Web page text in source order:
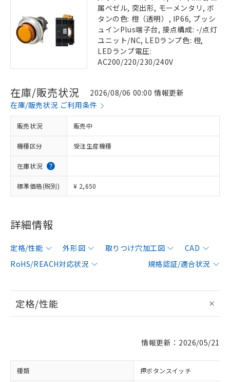
属ベゼル, 突出形, モーメンタリ, ボ
タンの色: 橙（透明）, IP66, プッシ
ュインPlus端子台, 接点構成: -/点灯
ユニット/NC, LEDランプ色: 橙,
LEDランプ電圧:
AC200/220/230/240V
在庫/販売状況
2026/08/06 00:00 情報更新
在庫/販売状況 ご利用条件
販売状況 販売中
機種区分 受注生産機種
在庫状況
標準価格(税別) ¥ 2,650
詳細情報
定格/性能 外形図 取りつけ穴加工図
CAD
RoHS/REACH対応状況
規格認証/適合状況
定格/性能
情報更新：2026/05/21
種類 押ボタンスイッチ